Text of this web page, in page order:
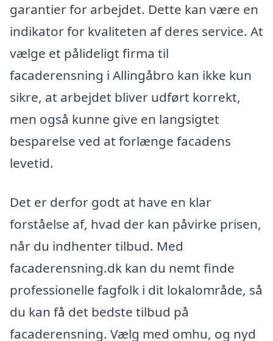
garantier for arbejdet. Dette kan være en
indikator for kvaliteten af deres service. At
vælge et pålideligt firma til
facaderensning i Allingåbro kan ikke kun
sikre, at arbejdet bliver udført korrekt,
men også kunne give en langsigtet
besparelse ved at forlænge facadens
levetid.
Det er derfor godt at have en klar
forståelse af, hvad der kan påvirke prisen,
når du indhenter tilbud. Med
facaderensning.dk kan du nemt finde
professionelle fagfolk i dit lokalområde, så
du kan få det bedste tilbud på
facaderensning. Vælg med omhu, og nyd